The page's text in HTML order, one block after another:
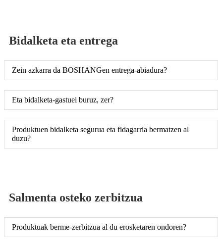
Bidalketa eta entrega
Zein azkarra da BOSHANGen entrega-abiadura?
Eta bidalketa-gastuei buruz, zer?
Produktuen bidalketa segurua eta fidagarria bermatzen al
duzu?
Salmenta osteko zerbitzua
Produktuak berme-zerbitzua al du erosketaren ondoren?